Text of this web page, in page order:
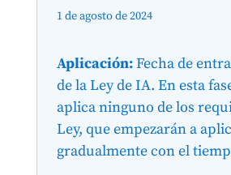
1 de agosto de 2024
Aplicación:Fecha de
de la Ley de IA. En esta
aplica ninguno de los
Ley, que empezarán a
gradualmente con el